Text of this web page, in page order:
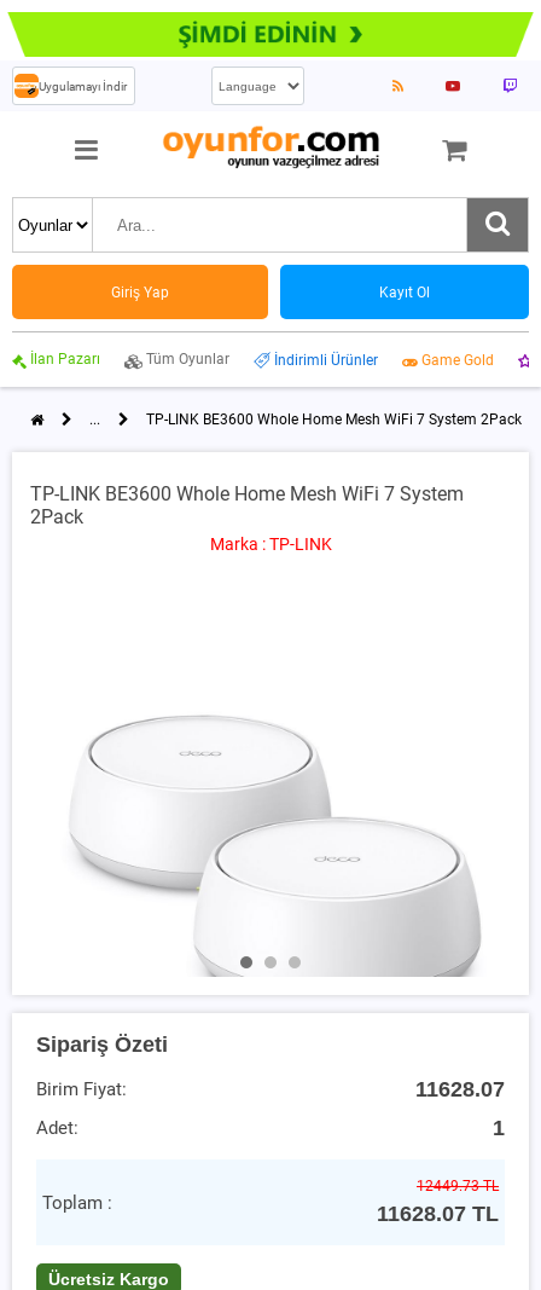
Uygulamayı İndir
Giriş Yap Kayıt Ol
İlan Pazarı Tüm Oyunlar İndirimli Ürünler Game Gold
... TP-LINK BE3600 Whole Home Mesh WiFi 7 System 2Pack
TP-LINK BE3600 Whole Home Mesh WiFi 7 System
2Pack
Marka : TP-LINK
Sipariş Özeti
Birim Fiyat: 11628.07
Adet: 1
Toplam :
12449.73 TL
11628.07 TL
Ücretsiz Kargo